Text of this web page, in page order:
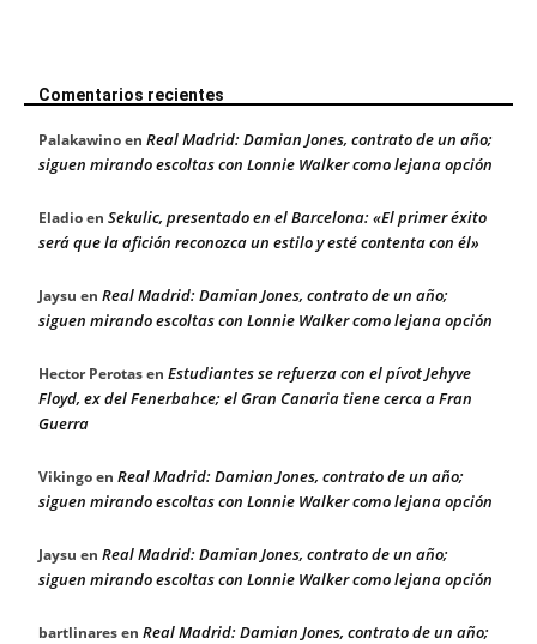
Comentarios recientes
Palakawinoen Real Madrid: Damian Jones, contrato de un año;
siguen mirando escoltas con Lonnie Walker como lejana opción
Eladioen Sekulic, presentado en el Barcelona: «El primer éxito
será que la afición reconozca un estilo y esté contenta con él»
Jaysu en Real Madrid: Damian Jones, contrato de un año;
siguen mirando escoltas con Lonnie Walker como lejana opción
Hector Perotasen Estudiantes se refuerza con el pívot Jehyve
Floyd, ex del Fenerbahce; el Gran Canaria tiene cerca a Fran
Guerra
Vikingoen Real Madrid: Damian Jones, contrato de un año;
siguen mirando escoltas con Lonnie Walker como lejana opción
Jaysu en Real Madrid: Damian Jones, contrato de un año;
siguen mirando escoltas con Lonnie Walker como lejana opción
bartlinaresen Real Madrid: Damian Jones, contrato de un año;